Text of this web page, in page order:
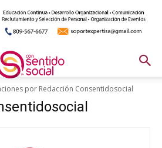
por Redacción Consentidosocial